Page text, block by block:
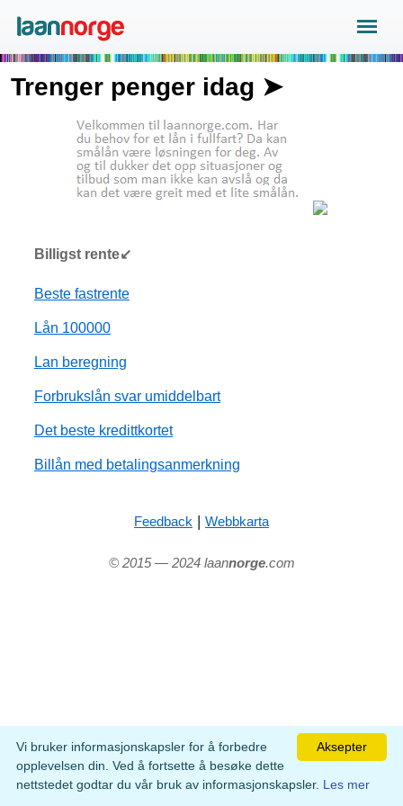
Trenger penger idag ➤
Billigst rente↙
Beste fastrente
Lån 100000
Lan beregning
Forbrukslån svar umiddelbart
Det beste kredittkortet
Billån med betalingsanmerkning
Feedback | Webbkarta
© 2015 — 2024 laannorge.com
Aksepter
Vi bruker informasjonskapsler for å forbedre
opplevelsen din. Ved å fortsette å besøke dette
nettstedet godtar du vår bruk av informasjonskapsler. Les mer